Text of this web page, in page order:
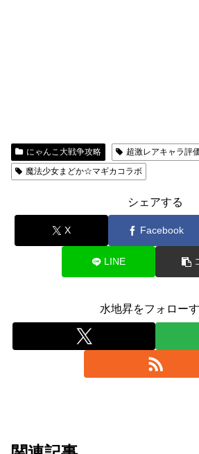
にゃんこ大戦争攻略
超激レアキャラ評
魔法少女まどか☆マギカコラボ
シェアする
X Facebook
LINE
水地昇をフォロー